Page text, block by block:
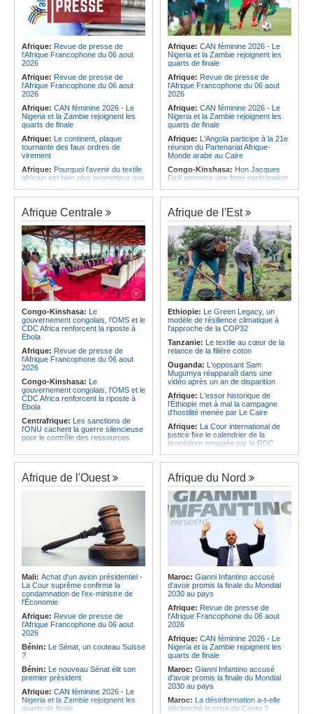
Afrique: Revue de presse de
l'Afrique Francophone du 06 aout
2026
Afrique: Revue de presse de
l'Afrique Francophone du 06 aout
2026
Afrique: CAN féminine 2026 - Le
Nigeria et la Zambie rejoignent les
quarts de finale
Afrique: Le continent, plaque
tournante des faux ordres de
virement
Afrique: Pourquoi l'avenir du textile
africain est bien plus prometteur que
Afrique:Les Africains en première
ligne face à la crise de la biodiversité
Afrique:L'essor historique de
l'Éthiopie met à mal la campagne
d'hostilité menée par Le Caire
Afrique:La Cour international de
justice fixe le calendrier de la
procédure engagée par la RDC
contre le Rwanda
Afrique:Visite du Président de la
République et de la Première Dame
à Yamoussoukro
Afrique:Le Forum de
l'entrepreneuriat de Sept Afrique se
veut une plateforme de mobilisation
des investissements
Afrique: CAN féminine 2026 - Le
Nigeria et la Zambie rejoignent les
quarts de finale
Afrique: Revue de presse de
l'Afrique Francophone du 06 aout
2026
Afrique: CAN féminine 2026 - Le
Nigeria et la Zambie rejoignent les
quarts de finale
Afrique: L'Angola participe à la 21e
réunion du Partenariat Afrique-
Monde arabe au Caire
Congo-Kinshasa: Hon Jacques
Djoli annonce une forte participation
Angola:Le paiement échelonné
des services touristiques démarre
ce jeudi
Angola:Jiu-jitsu - Le pays
décroche une troisième médaille à
Abou Dabi
Afrique:Ju-Jitsu - La délégation
angolaise reçue par l'ambassadeur
d'Angola aux Émirats arabes unis
Angola:Une expédition automobile
favorise le tourisme à Humpata
Angola:La WAS-AC souhaite
collaborer avec le pays pour
stimuler l'aquaculture
Afrique Centrale
Congo-Kinshasa: Le
gouvernement congolais, l'OMS et le
CDC Africa renforcent la riposte à
Ebola
Afrique: Revue de presse de
l'Afrique Francophone du 06 aout
2026
Congo-Kinshasa: Le
gouvernement congolais, l'OMS et le
CDC Africa renforcent la riposte à
Ebola
Centrafrique: Les sanctions de
l'ONU cachent la guerre silencieuse
pour le contrôle des ressources
Afrique:La Cour international de
justice fixe le calendrier de la
Visite du Président de la
République et de la Première Dame
à Yamoussoukro
Afrique:L'Angola participe à la 21e
réunion du Partenariat Afrique-
Monde arabe au Caire
Gabon:Quand une tribune redonne
espoir - Le témoignage bouleversant
du Dr Alphonse Louma Eyougha
Congo-Kinshasa: Plan stratégique
triennal 2026-2028 - L'IGF place la
digitalisation au coeur des réformes
Afrique de l'Est
Ethiopie: Le Green Legacy, un
modèle de résilience climatique à
l'approche de la COP32
Tanzanie: Le textile au cœur de la
relance de la filière coton
Ouganda: L'opposant Sam
Mugumya réapparaît dans une
vidéo après un an de disparition
Afrique: L'essor historique de
l'Éthiopie met à mal la campagne
d'hostilité menée par Le Caire
Afrique: La Cour international de
justice fixe le calendrier de la
procédure engagée par la RDC
Soudan:Le pays échange avec le
président de l'UA sur l'évolution de la
situation et la visite du Conseil de
paix à Khartoum
Ethiopie: Addis-Abeba - L'église
d'Afrique lance officiellement son
'cheminement' vers la grande
Assemblée de 2028
Afrique de l'Est:Le pari du régime
érythréen - Pousser le Tigray vers
une zone tampon dans le cadre
d'une nouvelle guerre par
procuration
Ethiopie:Le Premier ministre Abiy
inaugure le nouveau terminal de
l'aéroport international de Bahir Dar
Afrique:
La Croix-Rouge
mobilisation accrue des ressources
locales en Afrique
Afrique de l'Ouest
Mali: Achat d'un avion présidentiel -
La Cour suprême confirme la
condamnation de l'ex-ministre de
l'Économie
Afrique: Revue de presse de
l'Afrique Francophone du 06 aout
2026
Bénin: Le Sénat, un couteau Suisse
?
Bénin: Le nouveau Sénat élit son
premier président
Afrique: CAN féminine 2026 - Le
Nigeria et la Zambie rejoignent les
quarts de finale
Afrique du Nord
Maroc: Gianni Infantino accusé
d'avoir promis la finale du Mondial
2030 au pays
Afrique: Revue de presse de
l'Afrique Francophone du 06 aout
2026
Afrique: CAN féminine 2026 - Le
Nigeria et la Zambie rejoignent les
quarts de finale
Maroc: Gianni Infantino accusé
d'avoir promis la finale du Mondial
2030 au pays
Maroc: La désinformation a-t-elle
déclenché la crise de Ceuta ?